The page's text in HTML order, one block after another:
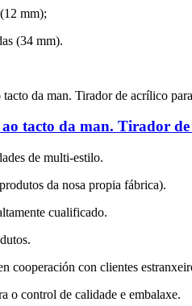
mm);
(34 mm).
ao tacto da man. Tirador
de multi-estilo.
da nosa propia fábrica).
cualificado.
cooperación con clientes
o control de calidade e embalaxe.